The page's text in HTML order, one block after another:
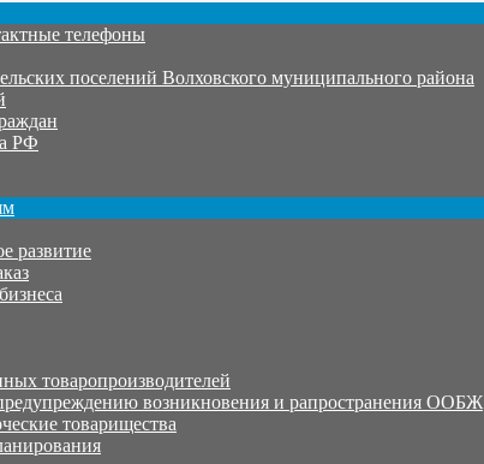
телефоны
поселений Волховского муниципального района
РФ
развитие
товаропроизводителей
возникновения и рапространения ООБЖ
товарищества